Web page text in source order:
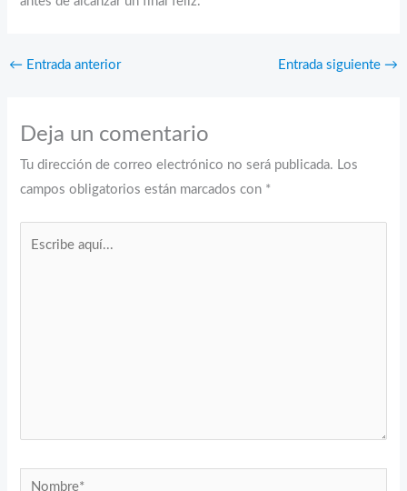
← Entrada anterior Entrada siguiente →
Deja un comentario
Tu dirección de correo electrónico no será publicada. Los
campos obligatorios están marcados con *
Nombre*